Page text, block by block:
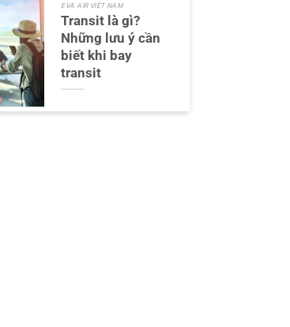
EVA AIR VIỆT NAM
Transit là gì?
Những lưu ý cần
biết khi bay
transit